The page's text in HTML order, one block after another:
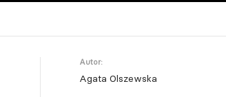
Autor:
Agata Olszewska